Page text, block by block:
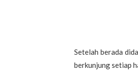
Setelah berada
berkunjung setiap